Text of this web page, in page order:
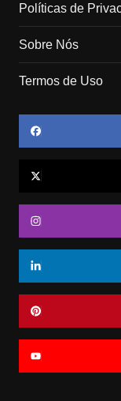
Políticas de
Sobre Nós
Termos de Uso